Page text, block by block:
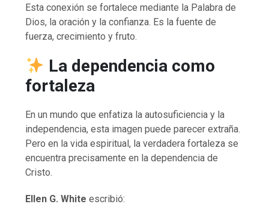
Esta conexión se fortalece mediante la Palabra de
Dios, la oración y la confianza. Es la fuente de
fuerza, crecimiento y fruto.
La dependencia como
fortaleza
En un mundo que enfatiza la autosuficiencia y la
independencia, esta imagen puede parecer extraña.
Pero en la vida espiritual, la verdadera fortaleza se
encuentra precisamente en la dependencia de
Cristo.
Ellen G. White escribió: